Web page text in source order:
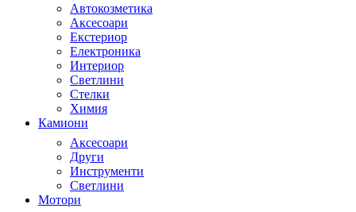
Автокозметика
Аксесоари
Екстериор
Електроника
Интериор
Светлини
Стелки
Химия
Камиони
Аксесоари
Други
Инструменти
Светлини
Мотори